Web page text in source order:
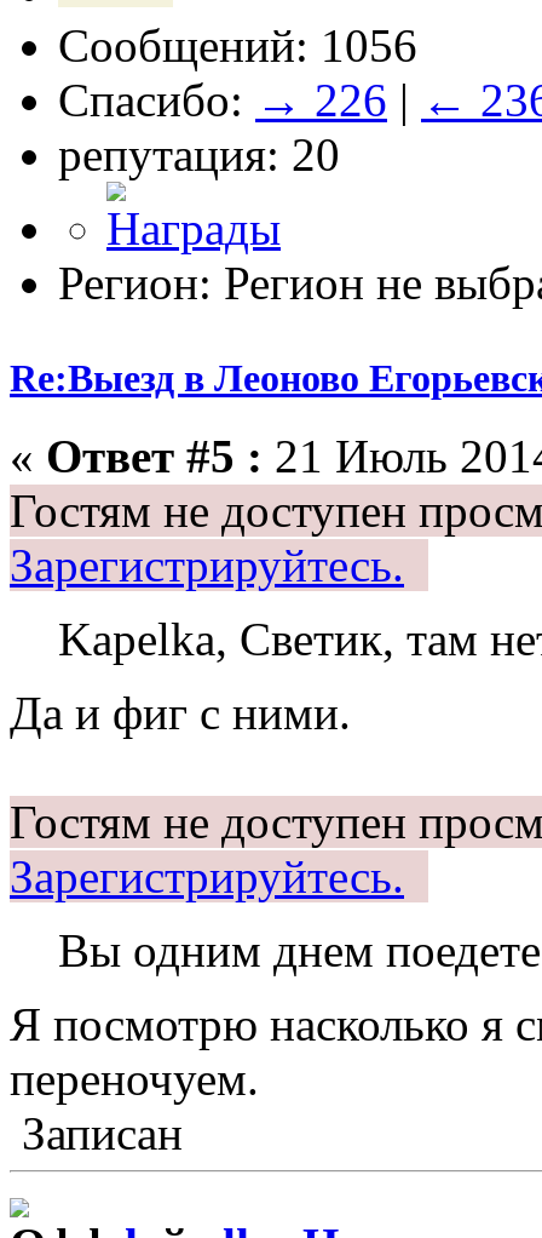
Сообщений: 1056
Спасибо: → 226 | ←
репутация: 20
Регион: Регион не
Re:Выезд в Леоново
« Ответ #5 : 21 Июль
Гостям не доступен
Зарегистрируйтесь.
Kapelka, Светик, там
Да и фиг с ними.
Гостям не доступен
Зарегистрируйтесь.
Вы одним днем поедете
Я посмотрю насколько я
переночуем.
Записан